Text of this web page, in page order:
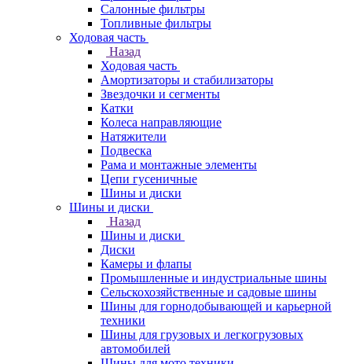
Салонные фильтры
Топливные фильтры
Ходовая часть
Назад
Ходовая часть
Амортизаторы и стабилизаторы
Звездочки и сегменты
Катки
Колеса направляющие
Натяжители
Подвеска
Рама и монтажные элементы
Цепи гусеничные
Шины и диски
Шины и диски
Назад
Шины и диски
Диски
Камеры и флапы
Промышленные и индустриальные шины
Сельскохозяйственные и садовые шины
Шины для горнодобывающей и карьерной
техники
Шины для грузовых и легкогрузовых
автомобилей